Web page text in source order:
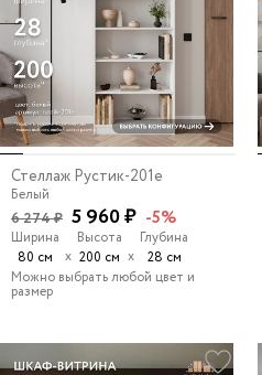
Стеллаж Рустик-201e
Белый
6 274 ₽ 5 960 ₽ -5%
Ширина
80 см
х
Высота
200 см х
Глубина
28 см
Можно выбрать любой цвет и
размер